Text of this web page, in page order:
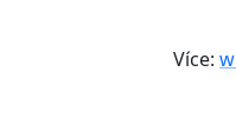
Více: